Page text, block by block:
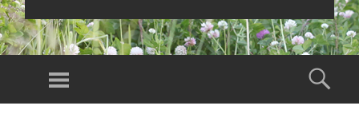
Valikko